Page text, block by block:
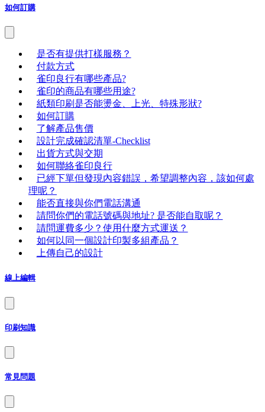
如何訂購
是否有提供打樣服務？
付款方式
雀印良行有哪些產品?
雀印的商品有哪些用途?
紙類印刷是否能燙金、上光、特殊形狀?
如何訂購
了解產品售價
設計完成確認清單-Checklist
出貨方式與交期
如何聯絡雀印良行
已經下單但發現內容錯誤，希望調整內容，該如何處
理呢？
能否直接與你們電話溝通
請問你們的電話號碼與地址? 是否能自取呢？
請問運費多少？使用什麼方式運送？
如何以同一個設計印製多組產品？
上傳自己的設計
線上編輯
印刷知識
常見問題